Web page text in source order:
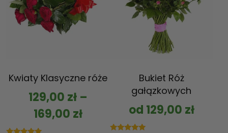
Kwiaty Klasyczne róże
129,00 zł–
169,00 zł
Bukiet Róż
gałązkowych
od 129,00 zł